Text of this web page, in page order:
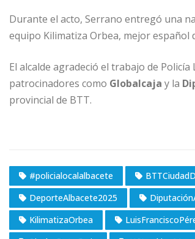
Durante el acto, Serrano entregó una
equipo Kilimatiza Orbea, mejor español
El alcalde agradeció el trabajo de
patrocinadores como Globalcaja y la
provincial de BTT.
#policialocalalbacete
DeporteAlbacete2025
KilimatizaOrbea